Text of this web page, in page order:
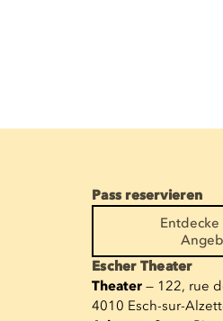
Pass reservieren
Entdecke
Escher Theater
Theater — 122, rue
4010 Esch-sur-